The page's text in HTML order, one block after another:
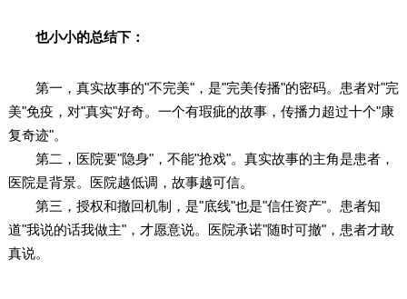
也小小的总结下：
第一，真实故事的"不完美"，是"完美传播"的密码。患者对"完
美"免疫，对"真实"好奇。一个有瑕疵的故事，传播力超过十个"康
复奇迹"。
第二，医院要"隐身"，不能"抢戏"。真实故事的主角是患者，
医院是背景。医院越低调，故事越可信。
第三，授权和撤回机制，是"底线"也是"信任资产"。患者知
道"我说的话我做主"，才愿意说。医院承诺"随时可撤"，患者才敢
真说。